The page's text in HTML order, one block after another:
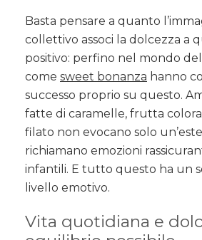
Basta pensare a quanto
collettivo associ la dolcezza a
positivo: perfino nel mondo
come sweet bonanza hanno
successo proprio su questo.
fatte di caramelle, frutta
filato non evocano solo
richiamano emozioni
infantili. E tutto questo ha un
livello emotivo.
Vita quotidiana e